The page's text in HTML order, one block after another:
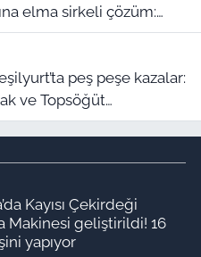
elma sirkeli çözüm:
zarar veriyor
ve Topsöğüt
çarpışma!
Kayısı Çekirdeği
Makinesi geliştirildi! 16
yapıyor